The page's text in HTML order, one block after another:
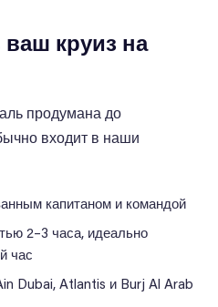
круиз на
продумана до
входит в наши
капитаном и командой
2–3 часа, идеально
час
Dubai, Atlantis и Burj Al Arab